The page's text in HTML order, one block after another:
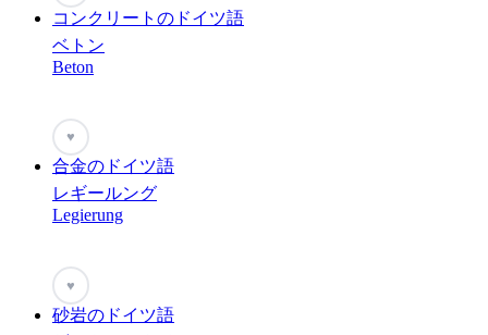
コンクリートのドイツ語
ベトン
Beton
♥
合金のドイツ語
レギールング
Legierung
♥
砂岩のドイツ語